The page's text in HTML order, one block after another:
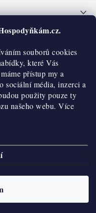
souborů cookies
které Vás
přístup my a
sociální média, inzerci a
použity pouze ty
našeho webu. Více